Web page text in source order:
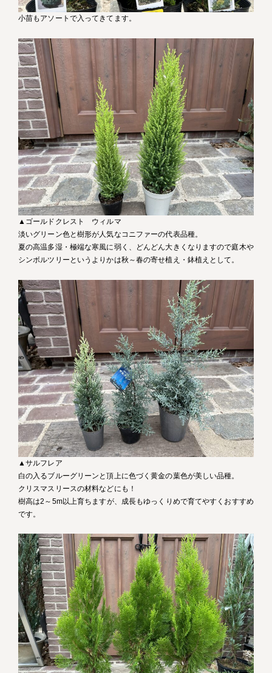
小苗もアソートで入ってきてます。
▲ゴールドクレスト ウィルマ
淡いグリーン色と樹形が人気なコニファーの代表品種。
夏の高温多湿・極端な寒風に弱く、どんどん大きくなりますので庭木や
シンボルツリーというよりかは秋～春の寄せ植え・鉢植えとして。
▲サルフレア
白の入るブルーグリーンと頂上に色づく黄金の葉色が美しい品種。
クリスマスリースの材料などにも！
樹高は2～5m以上育ちますが、成長もゆっくりめで育てやすくおすすめ
です。